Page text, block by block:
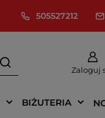
505527212
Zaloguj
BIŻUTERIA